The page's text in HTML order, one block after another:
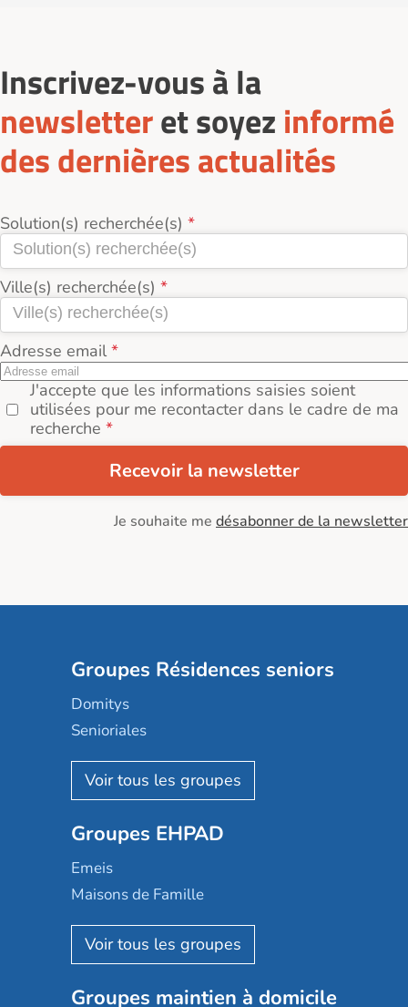
Inscrivez-vous à la
newsletteret soyez informé
des dernières actualités
Solution(s) recherchée(s)
Ville(s) recherchée(s)
Adresse email
J'accepte que les informations saisies soient
utilisées pour me recontacter dans le cadre de ma
recherche
Recevoir la newsletter
Je souhaite me désabonner de la newsletter
Groupes Résidences seniors
Domitys
Senioriales
Nohée
Les Résidentiels
Mobicap
Domusvi
Happy Senior
Aquarelia
Nexity edenea
Les jardins d'Arcadie
Groupes EHPAD
Emeis
Maisons de Famille
Korian
Emera
Groupe SOS
Groupes maintien à domicile